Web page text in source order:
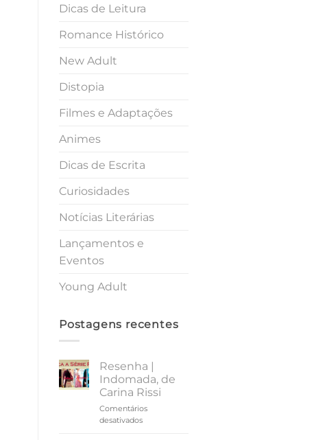
Dicas de Leitura
Romance Histórico
New Adult
Distopia
Filmes e Adaptações
Animes
Dicas de Escrita
Curiosidades
Notícias Literárias
Lançamentos e
Eventos
Young Adult
Postagens recentes
Resenha |
Indomada, de
Carina Rissi
Comentários
desativadosem